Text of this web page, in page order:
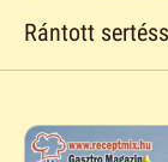
Rántott